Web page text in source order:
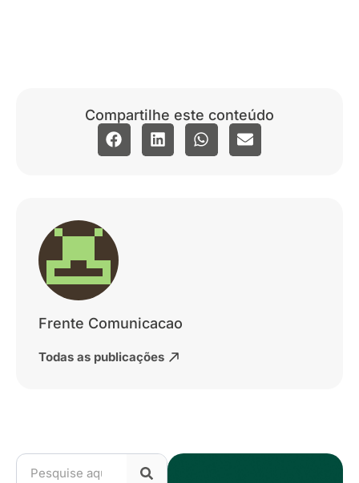
Compartilhe este conteúdo
Frente Comunicacao
Todas as publicações